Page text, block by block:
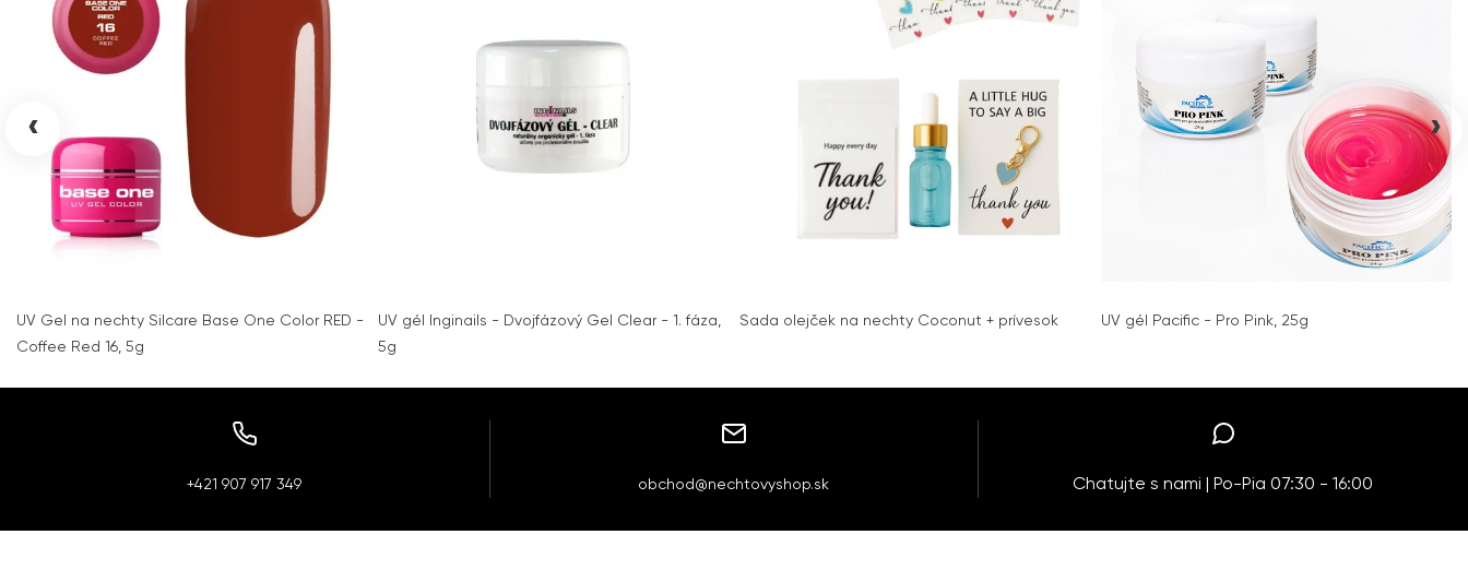
UV Gel na nechty Silcare Base One Color RED -
Coffee Red 16, 5g
UV gél Inginails - Dvojfázový Gel Clear - 1. fáza,
5g
Sada olejček na nechty Coconut + prívesok UV gél Pacific - Pro Pink, 25g
‹ ›
+421 907 917 349 obchod@nechtovyshop.sk Chatujte s nami | Po-Pia 07:30 - 16:00